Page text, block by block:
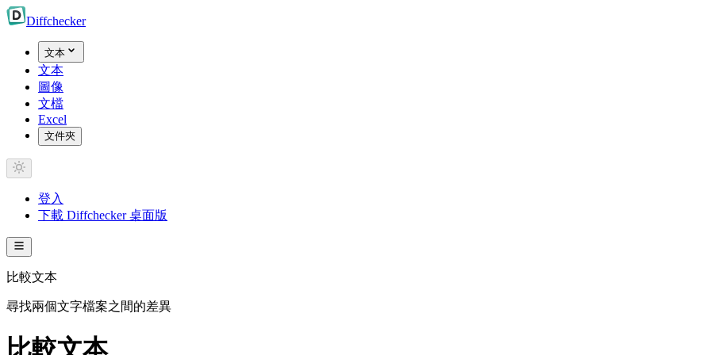
Diffchecker
文本
文本
圖像
文檔
Excel
文件夾
登入
下載 Diffchecker 桌面版
比較文本
尋找兩個文字檔案之間的差異
比較文本